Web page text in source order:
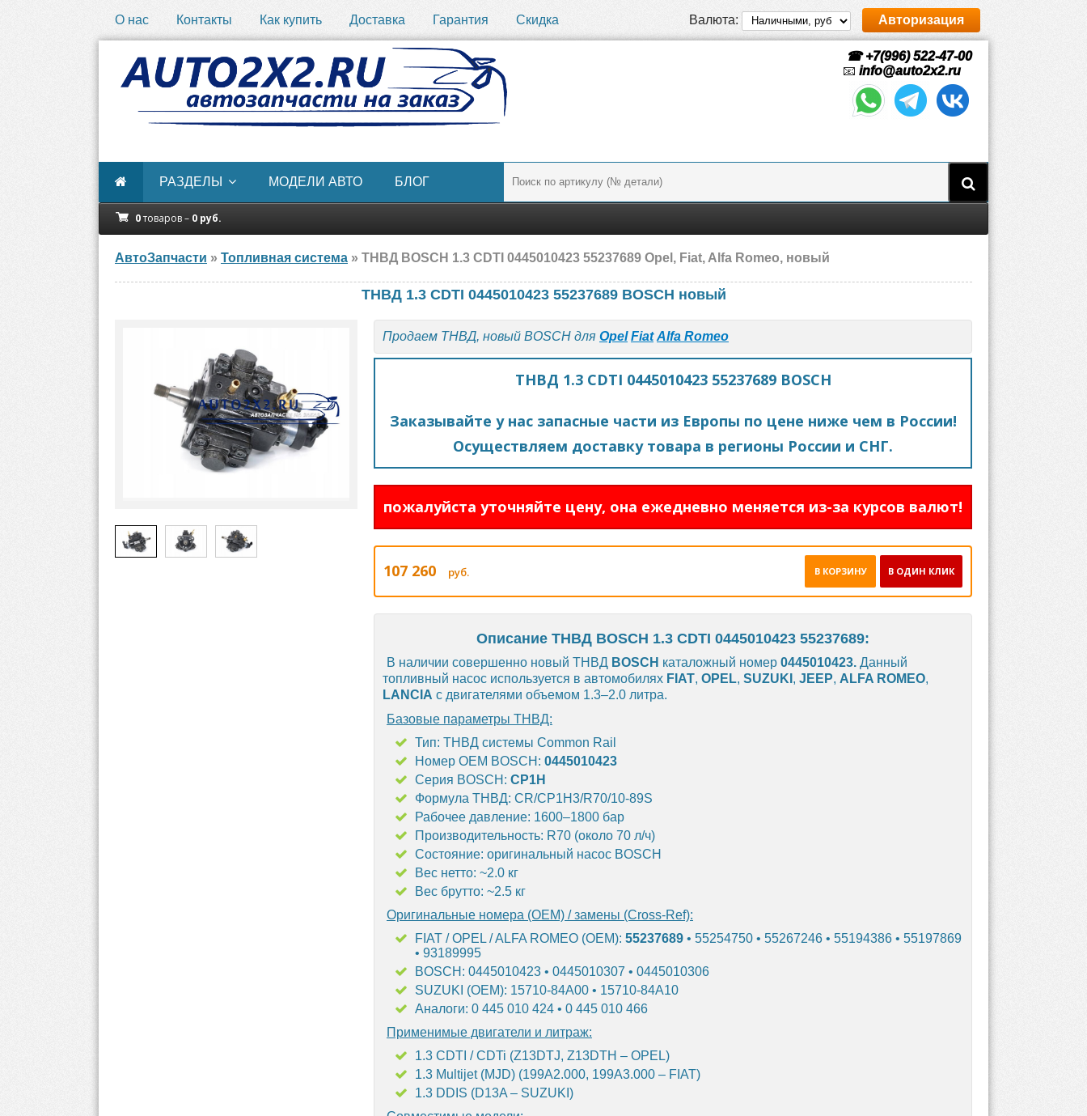
О нас Контакты Как купить Доставка Гарантия Скидка Валюта: Авторизация
☎ +7(996) 522-47-00
📧 info@auto2x2.ru
РАЗДЕЛЫ МОДЕЛИ АВТО БЛОГ
0товаров – 0 руб.
АвтоЗапчасти » Топливная система » ТНВД BOSCH 1.3 CDTI 0445010423 55237689 Opel, Fiat, Alfa Romeo, новый
ТНВД 1.3 CDTI 0445010423 55237689 BOSCH новый
Продаем ТНВД, новый BOSCH для Opel Fiat Alfa Romeo
ТНВД 1.3 CDTI 0445010423 55237689 BOSCH
Заказывайте у нас запасные части из Европы по цене ниже чем в России!
Осуществляем доставку товара в регионы России и СНГ.
пожалуйста уточняйте цену, она ежедневно меняется из-за курсов валют!
107 260 руб. В ОДИН КЛИК
В КОРЗИНУ
Описание ТНВД BOSCH 1.3 CDTI 0445010423 55237689:
В наличии совершенно новый ТНВД BOSCH каталожный номер 0445010423. Данный
топливный насос используется в автомобилях FIAT, OPEL, SUZUKI , JEEP, ALFA ROMEO,
LANCIA с двигателями объемом 1.3–2.0 литра.
Базовые параметры ТНВД:
Тип: ТНВД системы Common Rail
Номер OEM BOSCH: 0445010423
Серия BOSCH: CP1H
Формула ТНВД: CR/CP1H3/R70/10-89S
Рабочее давление: 1600–1800 бар
Производительность: R70 (около 70 л/ч)
Состояние: оригинальный насос BOSCH
Вес нетто: ~2.0 кг
Вес брутто: ~2.5 кг
Оригинальные номера (OEM) / замены (Cross-Ref):
FIAT / OPEL / ALFA ROMEO (OEM): 55237689 • 55254750 • 55267246 • 55194386 • 55197869
• 93189995
BOSCH: 0445010423 • 0445010307 • 0445010306
SUZUKI (OEM): 15710-84A00 • 15710-84A10
Аналоги: 0 445 010 424 • 0 445 010 466
Применимые двигатели и литраж:
1.3 CDTI / CDTi (Z13DTJ, Z13DTH – OPEL)
1.3 Multijet (MJD) (199A2.000, 199A3.000 – FIAT)
1.3 DDIS (D13A – SUZUKI)